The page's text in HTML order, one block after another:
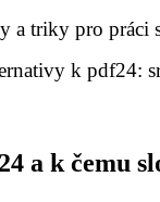
a triky pro práci
k pdf24:
a k čemu